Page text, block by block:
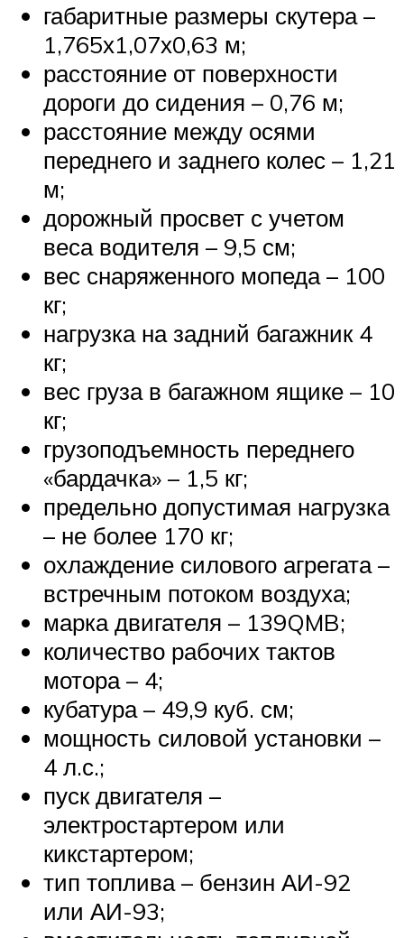
габаритные размеры скутера –
1,765х1,07х0,63 м;
расстояние от поверхности
дороги до сидения – 0,76 м;
расстояние между осями
переднего и заднего колес – 1,21
м;
дорожный просвет с учетом
веса водителя – 9,5 см;
вес снаряженного мопеда – 100
кг;
нагрузка на задний багажник 4
кг;
вес груза в багажном ящике – 10
кг;
грузоподъемность переднего
«бардачка» – 1,5 кг;
предельно допустимая нагрузка
– не более 170 кг;
охлаждение силового агрегата –
встречным потоком воздуха;
марка двигателя – 139QMB;
количество рабочих тактов
мотора – 4;
кубатура – 49,9 куб. см;
мощность силовой установки –
4 л.с.;
пуск двигателя –
электростартером или
кикстартером;
тип топлива – бензин АИ-92
или АИ-93;